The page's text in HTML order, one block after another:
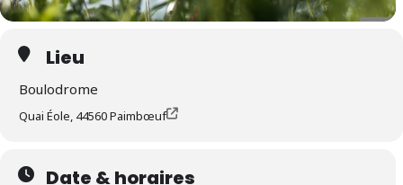
Lieu
Boulodrome
Quai Éole, 44560 Paimbœuf
Date & horaires